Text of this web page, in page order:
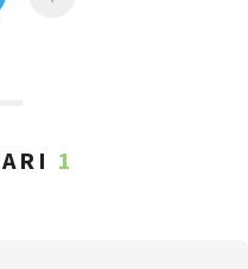
1